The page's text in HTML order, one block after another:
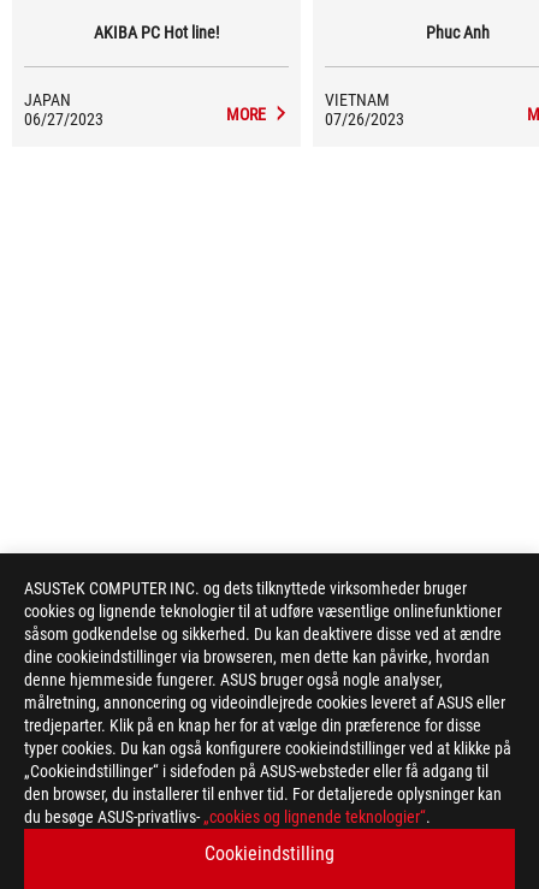
ASUSTeK COMPUTER INC. og dets tilknyttede virksomheder bruger
cookies og lignende teknologier til at udføre væsentlige onlinefunktioner
såsom godkendelse og sikkerhed. Du kan deaktivere disse ved at ændre
dine cookieindstillinger via browseren, men dette kan påvirke, hvordan
denne hjemmeside fungerer. ASUS bruger også nogle analyser,
målretning, annoncering og videoindlejrede cookies leveret af ASUS eller
tredjeparter. Klik på en knap her for at vælge din præference for disse
typer cookies. Du kan også konfigurere cookieindstillinger ved at klikke på
„Cookieindstillinger“ i sidefoden på ASUS-websteder eller få adgang til
den browser, du installerer til enhver tid. For detaljerede oplysninger kan
du besøge ASUS-privatlivs-„cookies og lignende teknologier“.
Cookieindstilling
AKIBA PC Hot line!
JAPAN
06/27/2023
MORE
Phuc Anh
VIETNAM
07/26/2023